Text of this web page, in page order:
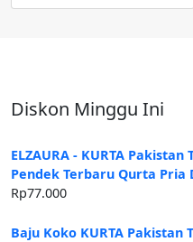
ini
Pilihan
ini
diambil
di
produk
Diskon Minggu Ini
ELZAURA - KURTA Pakistan
Pendek Terbaru Qurta Pria
Rp77.000
Baju Koko KURTA Pakistan